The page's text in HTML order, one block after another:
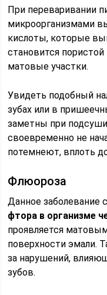
При переваривании
микроорганизмами
кислоты, которые
становится
матовые участки.
Увидеть подобный
зубах или в
заметны при
своевременно не
потемнеют, вплоть
Флюороза
Данное заболевание
фтора в организме
проявляется
поверхности эмали.
за нарушений,
зубов.